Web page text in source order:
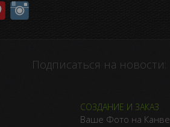
Подписаться на новости:
СОЗДАНИЕ И ЗАКАЗ
Ваше Фото на Канве